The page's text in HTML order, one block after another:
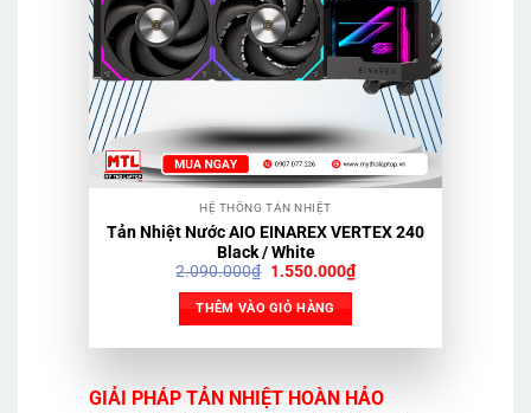
HỆ THỐNG TẢN NHIỆT
Tản Nhiệt Nước AIO EINAREX VERTEX 240
Black / White
2.090.000₫ Giá
là:
2.090.000₫.
1.550.000₫Giá
hiện
THÊM VÀO GIỎ HÀNG
GIẢI PHÁP TẢN NHIỆT HOÀN HẢO